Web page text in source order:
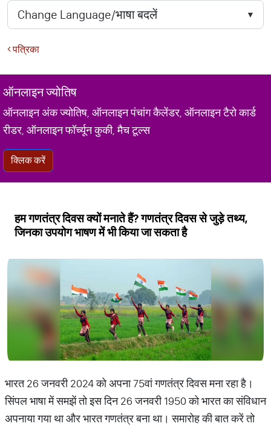
पत्रिका
ऑनलाइन ज्योतिष
ऑनलाइन अंक ज्योतिष, ऑनलाइन पंचांग कैलेंडर, ऑनलाइन टैरो कार्ड
रीडर, ऑनलाइन फॉर्च्यून कुकी, मैच टूल्स
क्लिक करें
हम गणतंत्र दिवस क्यों मनाते हैं? गणतंत्र दिवस से जुड़े तथ्य,
जिनका उपयोग भाषण में भी किया जा सकता है
भारत 26 जनवरी 2024 को अपना 75वां गणतंत्र दिवस मना रहा है।
सिंपल भाषा में समझें तो इस दिन 26 जनवरी 1950 को भारत का संविधान
अपनाया गया था और भारत गणतंत्र बना था। समारोह की बात करें तो